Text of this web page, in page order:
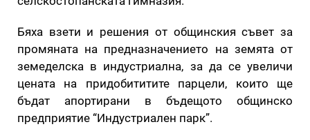
Бяха взети и решения от общинския съвет за
промяната на предназначението на земята от
земеделска в индустриална, за да се увеличи
цената на придобититите парцели, които ще
бъдат апортирани в бъдещото общинско
предприятие “Индустриален парк”.